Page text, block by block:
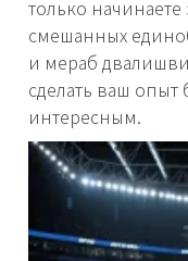
только
смешанных
и мераб
сделать ваш
интересным.